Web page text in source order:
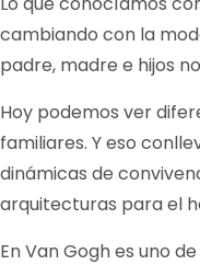
cambiando con la
padre, madre e hijos
Hoy podemos ver
familiares. Y eso
dinámicas de
arquitecturas para el
En Van Gogh es uno